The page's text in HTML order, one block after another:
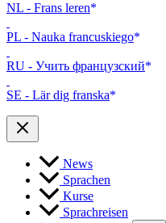
NL - Frans leren
PL - Nauka francuskiego
RU - Учить французский
SE - Lär dig franska
News
Sprachen
Kurse
Sprachreisen